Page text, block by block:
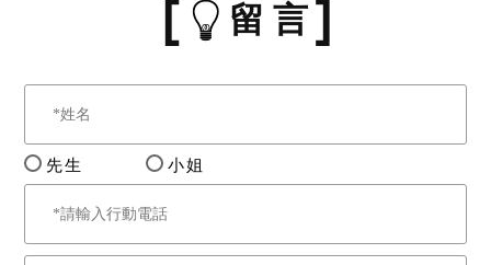
留 言
先生 小姐